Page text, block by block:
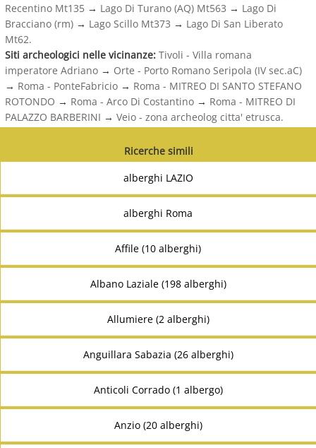
Recentino Mt135 → Lago Di Turano (AQ) Mt563 → Lago Di
Bracciano (rm) → Lago Scillo Mt373 → Lago Di San Liberato
Mt62.
Siti archeologici nelle vicinanze: Tivoli - Villa romana
imperatore Adriano → Orte - Porto Romano Seripola (IV sec.aC)
→ Roma - PonteFabricio → Roma - MITREO DI SANTO STEFANO
ROTONDO → Roma - Arco Di Costantino → Roma - MITREO DI
PALAZZO BARBERINI → Veio - zona archeolog citta' etrusca.
Ricerche simili
alberghi LAZIO
alberghi Roma
Affile (10 alberghi)
Albano Laziale (198 alberghi)
Allumiere (2 alberghi)
Anguillara Sabazia (26 alberghi)
Anticoli Corrado (1 albergo)
Anzio (20 alberghi)